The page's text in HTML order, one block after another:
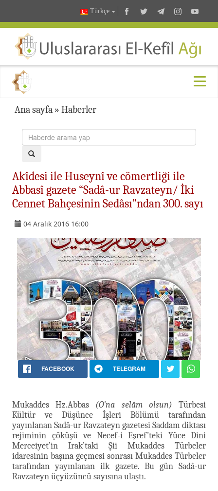
Türkçe
Ana sayfa » Haberler
Akîdesi ile Huseynî ve cömertliği ile
Abbasî gazete “Sadâ-ur Ravzateyn/ İki
Cennet Bahçesinin Sedâsı”ndan 300. sayı
04 Aralık 2016 16:00
FACEBOOK TELEGRAM
Mukaddes Hz.Abbas (O'na selâm olsun) Türbesi
Kültür ve Düşünce İşleri Bölümü tarafından
yayınlanan Sadâ-ur Ravzateyn gazetesi Saddam diktası
rejiminin çöküşü ve Necef-i Eşref’teki Yüce Dini
Merceiyet’in Irak’taki Şii Mukaddes Türbeler
idaresinin başına geçmesi sonrası Mukaddes Türbeler
tarafından yayınlanan ilk gazete. Bu gün Sadâ-ur
Ravzateyn üçyüzüncü sayısına ulaştı.